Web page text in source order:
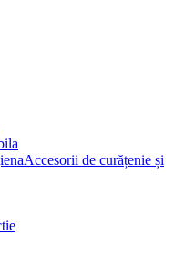
Accesorii de curățenie și